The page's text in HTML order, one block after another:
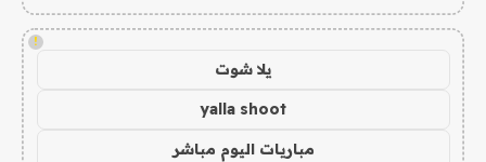
!
يلا شوت
yalla shoot
مباريات اليوم مباشر